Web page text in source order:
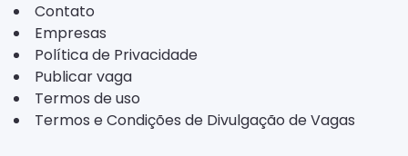
Contato
Empresas
Política de Privacidade
Publicar vaga
Termos de uso
Termos e Condições de Divulgação de Vagas